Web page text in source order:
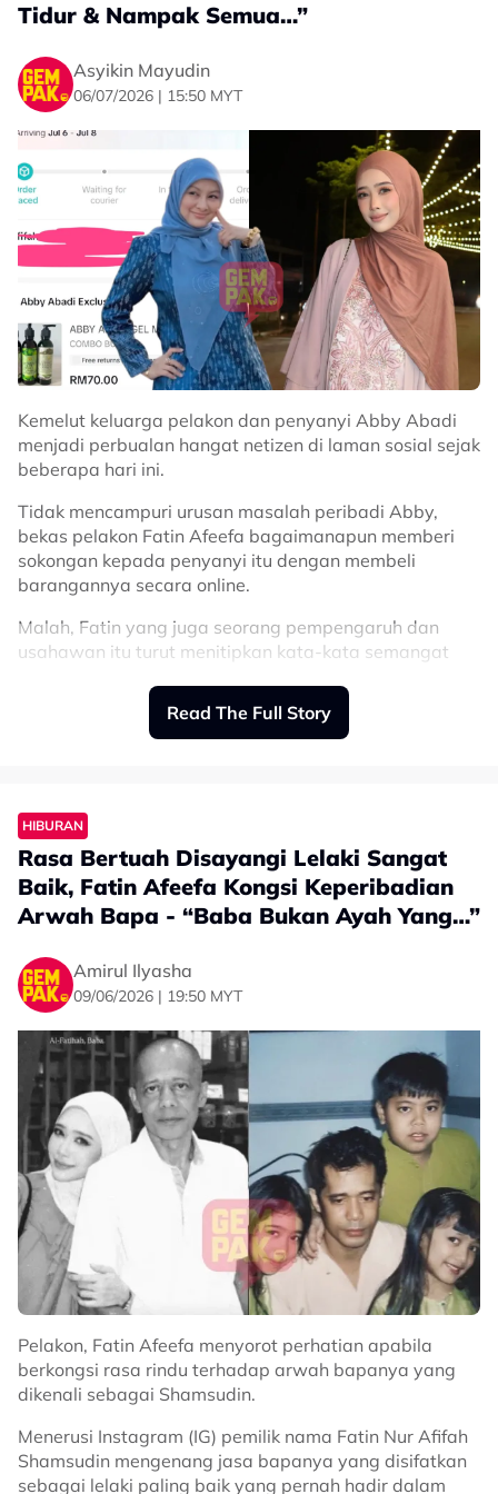
Tidur & Nampak Semua…”
Asyikin Mayudin
06/07/2026 | 15:50 MYT
Kemelut keluarga pelakon dan penyanyi Abby Abadi
menjadi perbualan hangat netizen di laman sosial sejak
beberapa hari ini.
Tidak mencampuri urusan masalah peribadi Abby,
bekas pelakon Fatin Afeefa bagaimanapun memberi
sokongan kepada penyanyi itu dengan membeli
barangannya secara online.
Malah, Fatin yang juga seorang pempengaruh dan
usahawan itu turut menitipkan kata-kata semangat
“Dah order kakak! Allah tak tidur, dan Dia
Fatin.
Terdahulu, isu dipercayai tercetus apabila Abby dilihat
tidak hadir ke majlis doa selamat hari lahir anak
perempuannya, Marissa Dania Hakim.
Abby bagaimanapun memberitahu dia ada menerima
jemputan namun tidak terasa untuk menghadiri majlis
tersebut atas banyak sebab.
Abby kemudian ada berkongsi trauma yang
dialaminya selama ini dan Marissa juga ada membuat
beberapa kenyataan berhubung isu yang berlaku.
Sumber -Threads
Related Topics
#Abby Abadi
#kemelut keluarga
#Marissa Dania Hakim
#sokongan pempengaruh
Read The Full Story
HIBURAN
Rasa Bertuah Disayangi Lelaki Sangat
Baik, Fatin Afeefa Kongsi Keperibadian
Arwah Bapa - “Baba Bukan Ayah Yang…”
Amirul Ilyasha
09/06/2026 | 19:50 MYT
Pelakon, Fatin Afeefa menyorot perhatian apabila
berkongsi rasa rindu terhadap arwah bapanya yang
dikenali sebagai Shamsudin.
Menerusi Instagram (IG) pemilik nama Fatin Nur Afifah
Shamsudin mengenang jasa bapanya yang disifatkan
sebagai lelaki paling baik yang pernah hadir dalam